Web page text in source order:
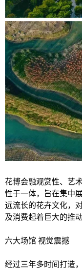
花博会融观赏性、艺
性于一体，旨在集中
远流长的花卉文化，
及消费起着巨大的推动
六大场馆 视觉震撼
经过三年多时间打造